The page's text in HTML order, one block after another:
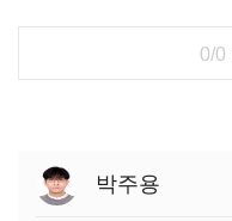
0/0
박주용